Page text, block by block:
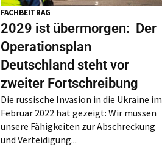
FACHBEITRAG
2029 ist übermorgen: Der
Operationsplan
Deutschland steht vor
zweiter Fortschreibung
Die russische Invasion in die Ukraine im
Februar 2022 hat gezeigt: Wir müssen
unsere Fähigkeiten zur Abschreckung
und Verteidigung...